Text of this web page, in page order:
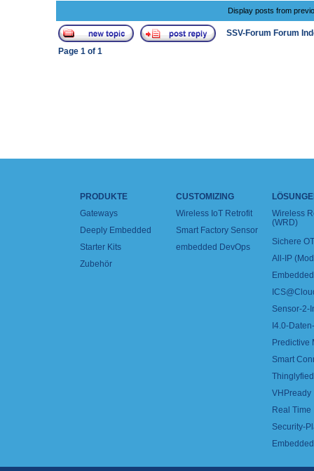
Display posts from
SSV-Forum Forum
Page 1of 1
PRODUKTE
Gateways
Deeply Embedded
Starter Kits
Zubehör
CUSTOMIZING
Wireless IoT Retrofit
Smart Factory Sensor
embedded DevOps
Wireless
(WRD)
Sichere
All-IP
Sensor-2-
I4.0-
Predictive
Smart
VHPready
Real
Security-